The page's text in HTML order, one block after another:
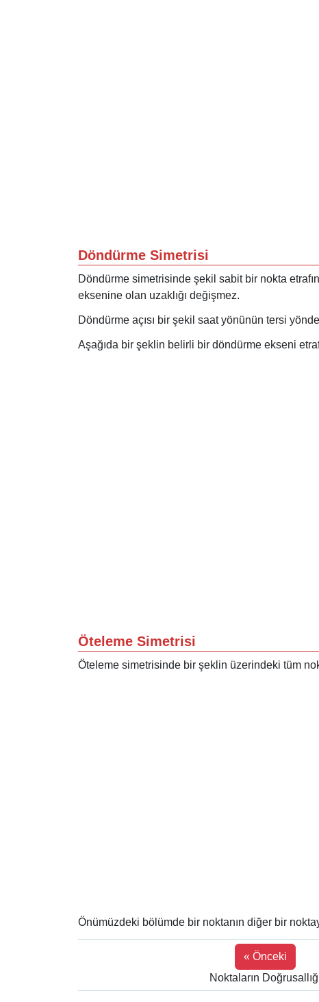
Döndürme Simetrisi
Döndürme simetrisinde şekil sabit bir nokta
eksenine olan uzaklığı değişmez.
Döndürme açısı bir şekil saat yönünün tersi
Aşağıda bir şeklin belirli bir döndürme ekseni
Öteleme Simetrisi
Öteleme simetrisinde bir şeklin üzerindeki tüm
Önümüzdeki bölümde bir noktanın diğer bir
« Önceki
Noktaların